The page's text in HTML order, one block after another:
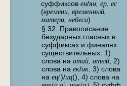
суффиксов ен/ян, ер, ес
(времени, временный,
матери, небеса)
§ 32. Правописание
безударных гласных в
суффиксах и финалях
существительных: 1)
слова на атай, атый, 2)
слова на ек/ик, 3) слова
на ец()/иц(), 4) слова на